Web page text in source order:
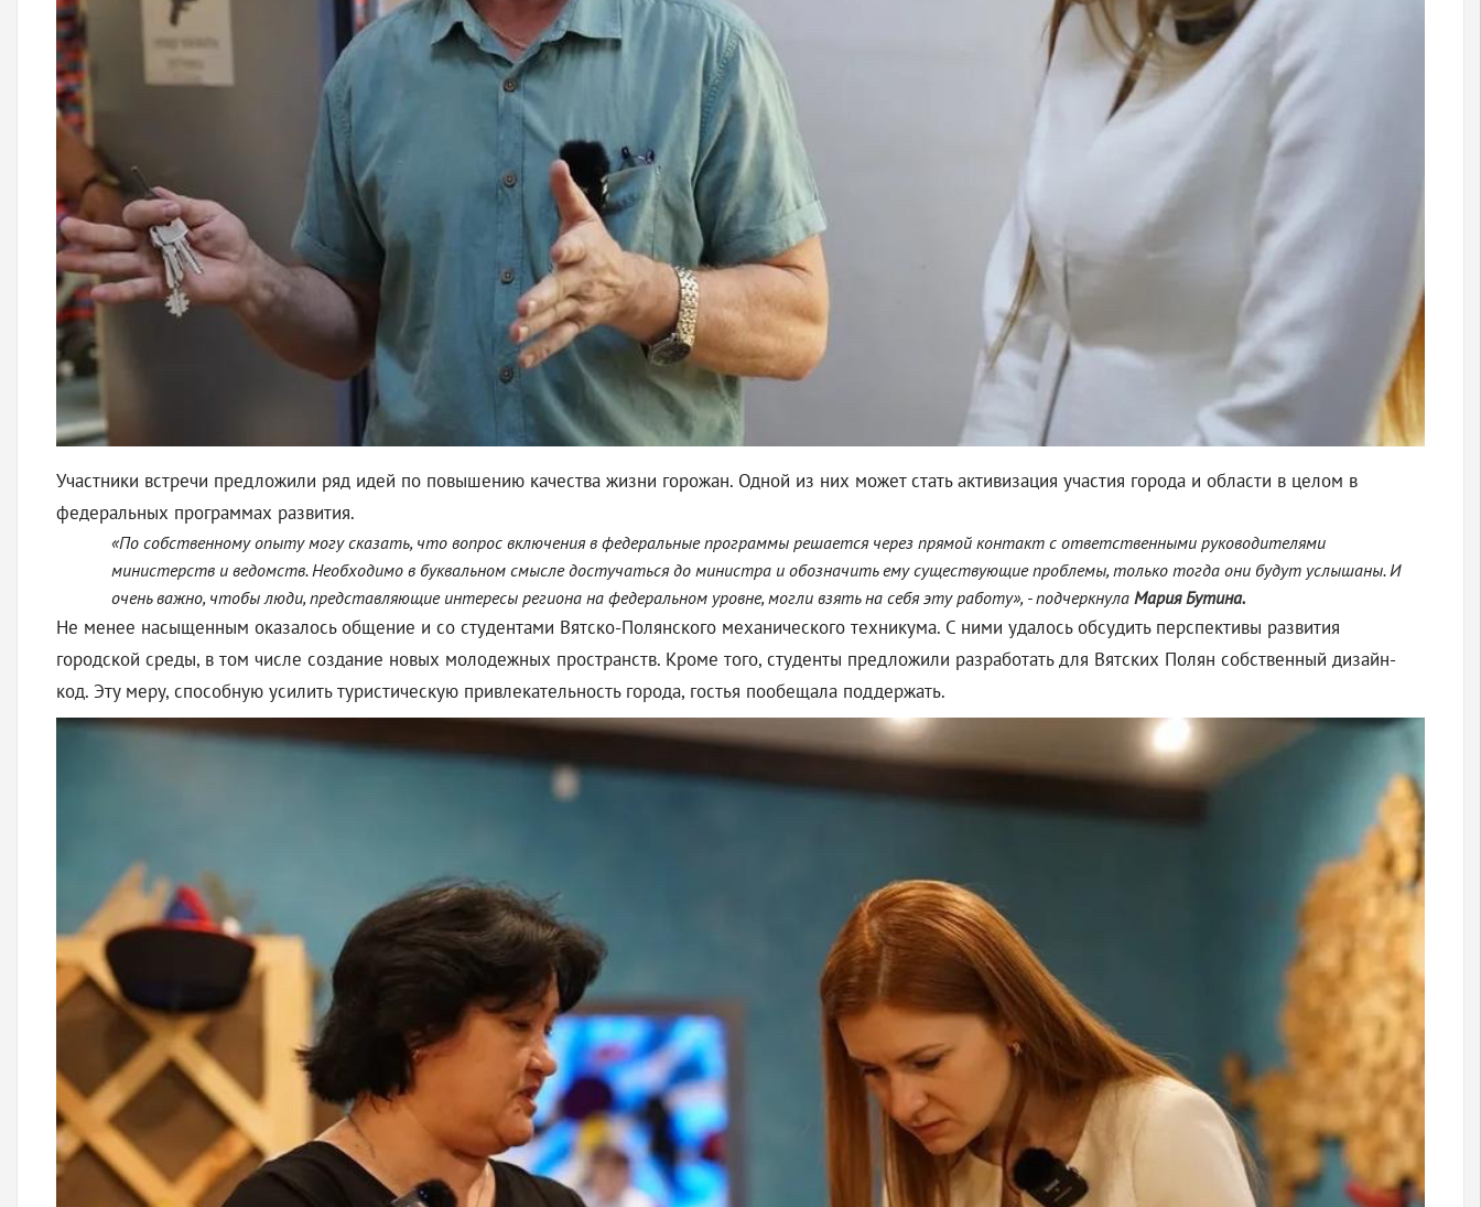
Участники встречи предложили ряд идей по повышению качества жизни горожан. Одной из них может стать активизация участия города и области в целом в
федеральных программах развития.
«По собственному опыту могу сказать, что вопрос включения в федеральные программы решается через прямой контакт с ответственными руководителями
министерств и ведомств. Необходимо в буквальном смысле достучаться до министра и обозначить ему существующие проблемы, только тогда они будут услышаны. И
очень важно, чтобы люди, представляющие интересы региона на федеральном уровне, могли взять на себя эту работу», - подчеркнула Мария Бутина.
Не менее насыщенным оказалось общение и со студентами Вятско-Полянского механического техникума. С ними удалось обсудить перспективы развития
городской среды, в том числе создание новых молодежных пространств. Кроме того, студенты предложили разработать для Вятских Полян собственный дизайн-
код. Эту меру, способную усилить туристическую привлекательность города, гостья пообещала поддержать.